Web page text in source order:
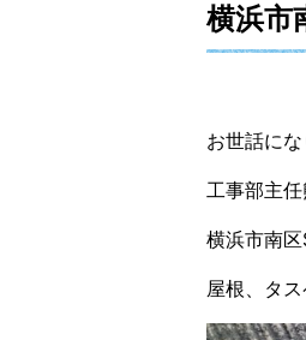
横浜
お世話にな
工事部主任
横浜市南
屋根、タス